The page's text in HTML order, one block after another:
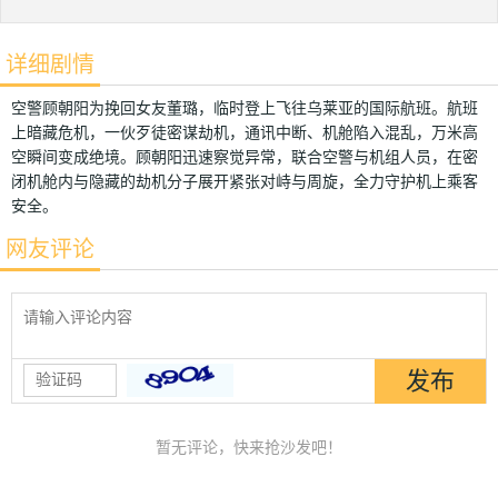
详细剧情
空警顾朝阳为挽回女友董璐，临时登上飞往乌莱亚的国际航班。航班
上暗藏危机，一伙歹徒密谋劫机，通讯中断、机舱陷入混乱，万米高
空瞬间变成绝境。顾朝阳迅速察觉异常，联合空警与机组人员，在密
闭机舱内与隐藏的劫机分子展开紧张对峙与周旋，全力守护机上乘客
安全。
网友评论
暂无评论，快来抢沙发吧！